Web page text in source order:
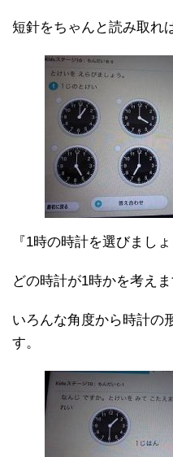
短針をちゃんと読み取れ
『1時の時計を選びましょ
どの時計が1時かを考えま
いろんな角度から時計の
す。